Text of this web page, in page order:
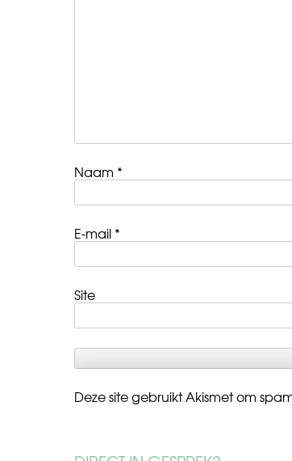
Naam *
E-mail *
Site
Deze site gebruikt Akismet om